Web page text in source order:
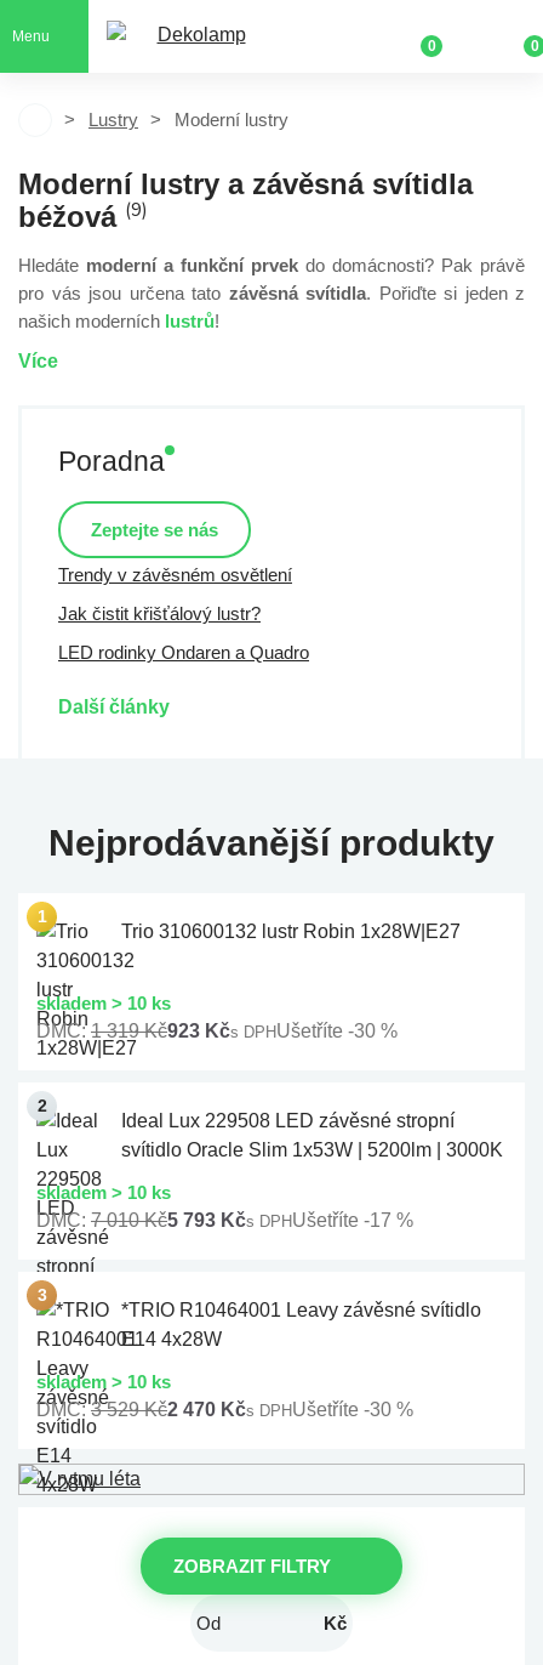
Menu
0 0
Lustry Moderní lustry
Moderní lustry a závěsná svítidla
béžová (9)
Hledáte moderní a funkční prvek do domácnosti? Pak právě
pro vás jsou určena tato závěsná svítidla. Pořiďte si jeden z
našich moderních lustrů!
Více
Poradna
Zeptejte se nás
Trendy v závěsném osvětlení
Jak čistit křišťálový lustr?
LED rodinky Ondaren a Quadro
Další články
Nejprodávanější produkty
Trio 310600132 lustr Robin 1x28W|E27
skladem > 10 ks
DMC:1 319 Kč923 Kčs DPHUšetříte -30 %
Ideal Lux 229508 LED závěsné stropní
svítidlo Oracle Slim 1x53W | 5200lm | 3000K
skladem > 10 ks
DMC: 7 010 Kč5 793 Kčs DPHUšetříte -17 %
*TRIO R10464001 Leavy závěsné svítidlo
E14 4x28W
skladem > 10 ks
DMC:3 529 Kč2 470 Kčs DPHUšetříte -30 %
ZOBRAZIT FILTRY
Kč